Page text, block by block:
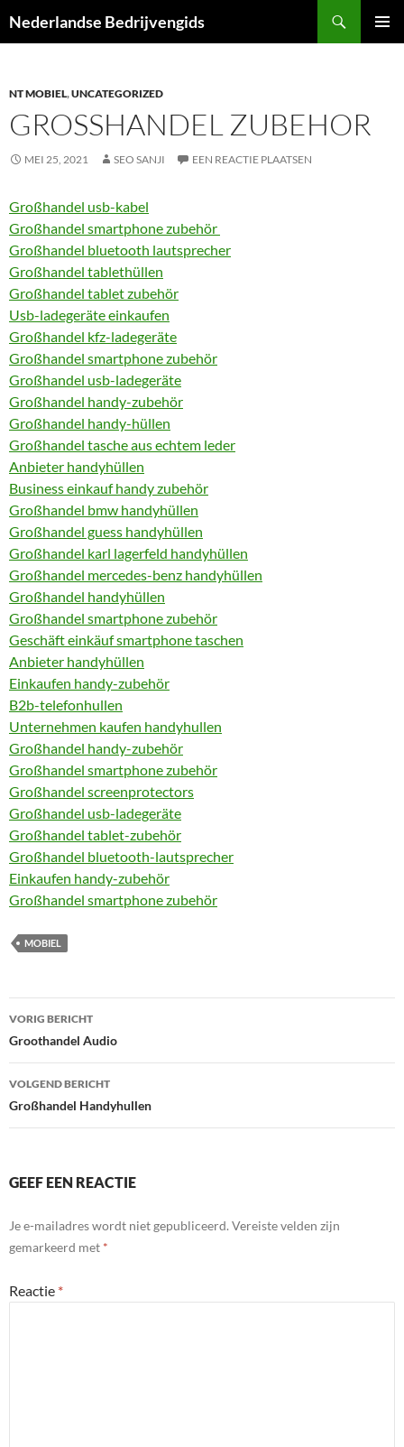
naar
Nederlandse Bedrijvengids
NT MOBIEL,UNCATEGORIZED
GROSSHANDEL ZUBEHOR
MEI 25, 2021 SEO SANJI EEN REACTIE PLAATSEN
Großhandel usb-kabel
Großhandel smartphone zubehör
Großhandel bluetooth lautsprecher
Großhandel tablethüllen
Großhandel tablet zubehör
Usb-ladegeräte einkaufen
Großhandel kfz-ladegeräte
Großhandel smartphone zubehör
Großhandel usb-ladegeräte
Großhandel handy-zubehör
Großhandel handy-hüllen
Großhandel tasche aus echtem leder
Anbieter handyhüllen
Business einkauf handy zubehör
Großhandel bmw handyhüllen
Großhandel guess handyhüllen
Großhandel karl lagerfeld handyhüllen
Großhandel mercedes-benz handyhüllen
Großhandel handyhüllen
Großhandel smartphone zubehör
Geschäft einkäuf smartphone taschen
Anbieter handyhüllen
Einkaufen handy-zubehör
B2b-telefonhullen
Unternehmen kaufen handyhullen
Großhandel handy-zubehör
Großhandel smartphone zubehör
Großhandel screenprotectors
Großhandel usb-ladegeräte
Großhandel tablet-zubehör
Großhandel bluetooth-lautsprecher
Einkaufen handy-zubehör
Großhandel smartphone zubehör
MOBIEL
Bericht
navigatie
VORIG BERICHT
Groothandel Audio
VOLGEND BERICHT
Großhandel Handyhullen
GEEF EEN REACTIE
Je e-mailadres wordt niet gepubliceerd. Vereiste velden zijn
gemarkeerd met *
Reactie *